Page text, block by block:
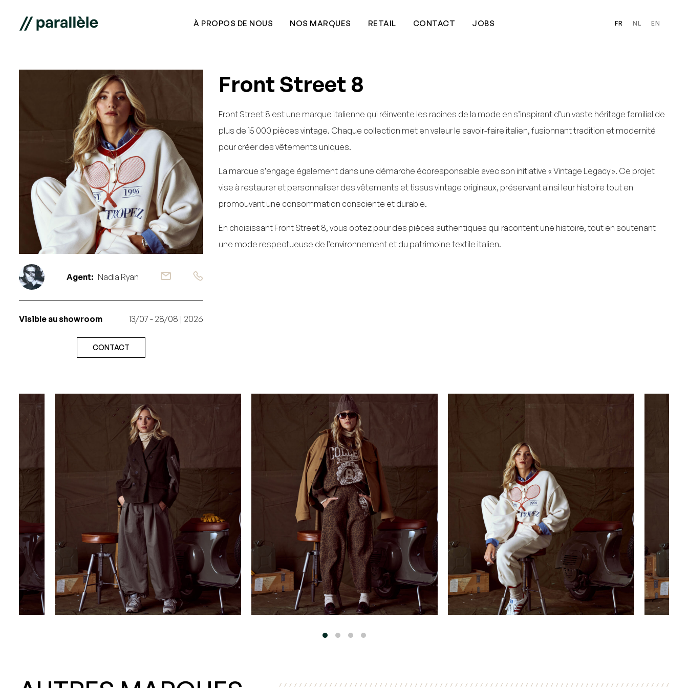
À PROPOS DE NOUS NOS MARQUES RETAIL CONTACT JOBS FR NL EN
Agent: Nadia Ryan
Visible au showroom 13/07 - 28/08 | 2026
CONTACT
Front Street 8
Front Street 8 est une marque italienne qui réinvente les racines de la mode en s’inspirant d’un vaste héritage familial de
plus de 15 000 pièces vintage. Chaque collection met en valeur le savoir-faire italien, fusionnant tradition et modernité
pour créer des vêtements uniques.
La marque s’engage également dans une démarche écoresponsable avec son initiative « Vintage Legacy ». Ce projet
vise à restaurer et personnaliser des vêtements et tissus vintage originaux, préservant ainsi leur histoire tout en
promouvant une consommation consciente et durable.
En choisissant Front Street 8, vous optez pour des pièces authentiques qui racontent une histoire, tout en soutenant
une mode respectueuse de l’environnement et du patrimoine textile italien.